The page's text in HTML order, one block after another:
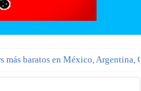
más baratos en México, Argentina,